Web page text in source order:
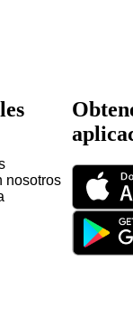
nosotros